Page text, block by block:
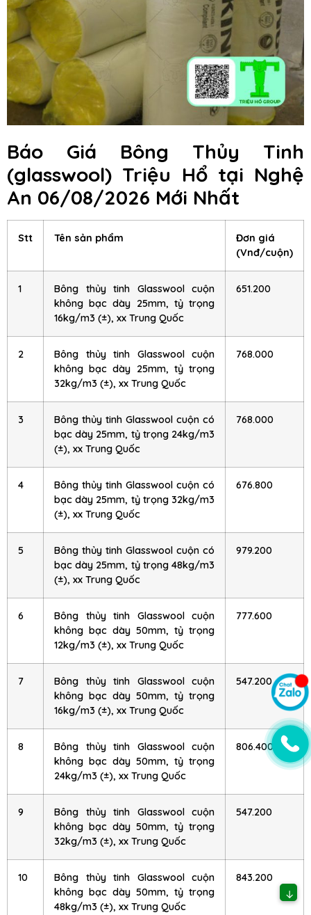
Báo Giá Bông Thủy Tinh
(glasswool) Triệu Hổ tại Nghệ
An 06/08/2026 Mới Nhất
Stt Tên sản phẩm
Đơn giá
(Vnđ/cuộn)
1
Bông thủy tinh Glasswool cuộn
không bạc dày 25mm, tỷ trọng
16kg/m3 (±), xx Trung Quốc
651.200
2
Bông thủy tinh Glasswool cuộn
không bạc dày 25mm, tỷ trọng
32kg/m3 (±), xx Trung Quốc
768.000
3
Bông thủy tinh Glasswool cuộn có
bạc dày 25mm, tỷ trọng 24kg/m3
(±), xx Trung Quốc
768.000
4
Bông thủy tinh Glasswool cuộn có
bạc dày 25mm, tỷ trọng 32kg/m3
(±), xx Trung Quốc
676.800
5
Bông thủy tinh Glasswool cuộn có
bạc dày 25mm, tỷ trọng 48kg/m3
(±), xx Trung Quốc
979.200
6
Bông thủy tinh Glasswool cuộn
không bạc dày 50mm, tỷ trọng
12kg/m3 (±), xx Trung Quốc
777.600
7
Bông thủy tinh Glasswool cuộn
không bạc dày 50mm, tỷ trọng
16kg/m3 (±), xx Trung Quốc
547.200
8
Bông thủy tinh Glasswool cuộn
không bạc dày 50mm, tỷ trọng
24kg/m3 (±), xx Trung Quốc
806.400
9
Bông thủy tinh Glasswool cuộn
không bạc dày 50mm, tỷ trọng
32kg/m3 (±), xx Trung Quốc
547.200
10
Bông thủy tinh Glasswool cuộn
không bạc dày 50mm, tỷ trọng
48kg/m3 (±), xx Trung Quốc
843.200
↓